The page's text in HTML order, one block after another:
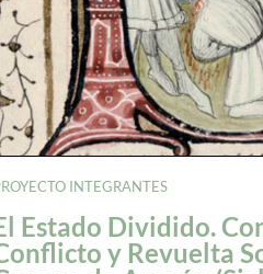
INTEGRANTES
Estado Dividido.
y Revuelta